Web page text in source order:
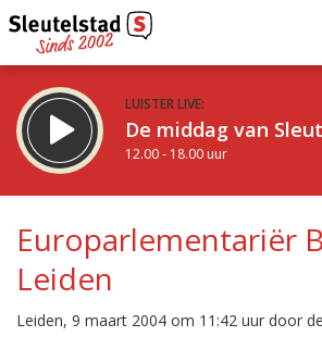
LUISTER LIVE:
De middag van
12.00 - 18.00 uur
De vrijdagavond met Keanu
18.00 - 19.00 uur
Vorig uur
Inklappen
Europarlementariër
Leiden
Leiden, 9 maart 2004 om 11:42 uur door